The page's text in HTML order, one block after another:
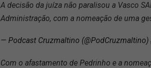
A decisão da juíza não paralisou a Vasco
Administração, com a nomeação de uma
— Podcast Cruzmaltino (@PodCruzmaltino)
Com o afastamento de Pedrinho e a